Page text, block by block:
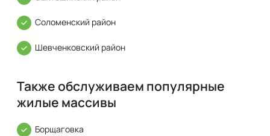
Соломенский район
Шевченковский район
Также обслуживаем популярные
жилые массивы
Борщаговка